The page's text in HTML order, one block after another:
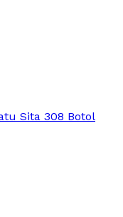
Sita 308 Botol